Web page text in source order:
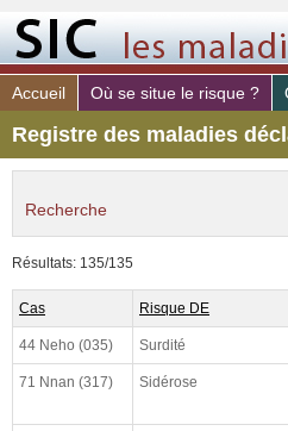
Accueil Où se situe le risque ?
Registre des maladies
Recherche
maladie déclaré
risque PAR
poste de travail
constaté (de)
Résultats: 135/135
Cas Risque DE
44 Neho (035) Surdité
71 Nnan (317) Sidérose